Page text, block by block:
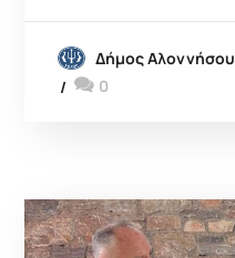
Δήμος Αλοννήσου
0